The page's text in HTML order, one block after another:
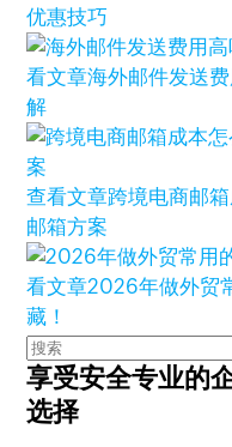
优惠技巧
看文章海外邮件发送
解
查看文章跨境电商邮
邮箱方案
看文章2026年做外贸
藏！
享受安全专业的
选择